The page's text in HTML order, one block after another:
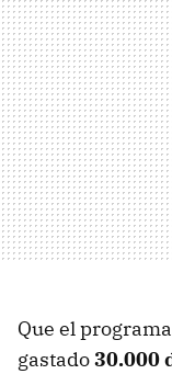
Que el
gastado30.000